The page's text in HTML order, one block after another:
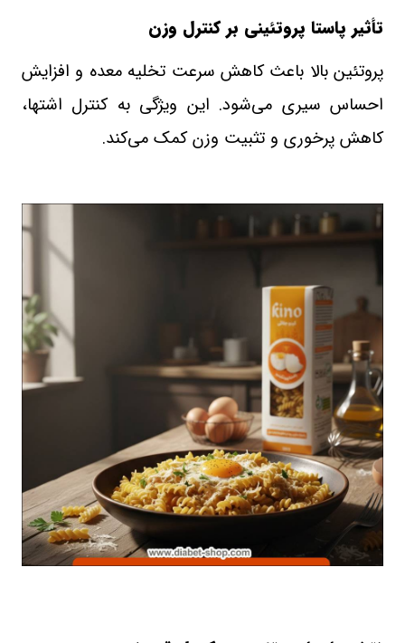
تأثیر پاستا پروتئینی بر کنترل وزن
پروتئین بالا باعث کاهش سرعت تخلیه معده و افزایش
احساس سیری می‌شود. این ویژگی به کنترل اشتها،
کاهش پرخوری و تثبیت وزن کمک می‌کند.